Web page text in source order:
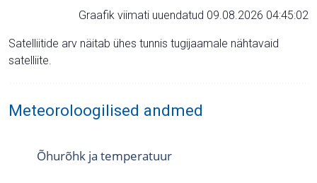
Graafik viimati uuendatud 09.08.2026 04:45:02
Satelliitide arv näitab ühes tunnis tugijaamale nähtavaid
satelliite.
Meteoroloogilised andmed
Õhurõhk ja temperatuur